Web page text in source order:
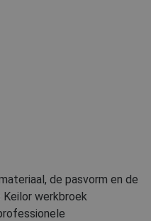
de pasvorm en de
werkbroek